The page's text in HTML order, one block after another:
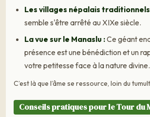
Les villages népalais
semble s'être arrêté au XIXe siècle.
La vue sur le Manaslu :Ce géant
présence est une bénédiction et un
votre petitesse face à la nature divine.
C’est là que l’âme se ressource, loin du
Conseils pratiques pour le Tour du